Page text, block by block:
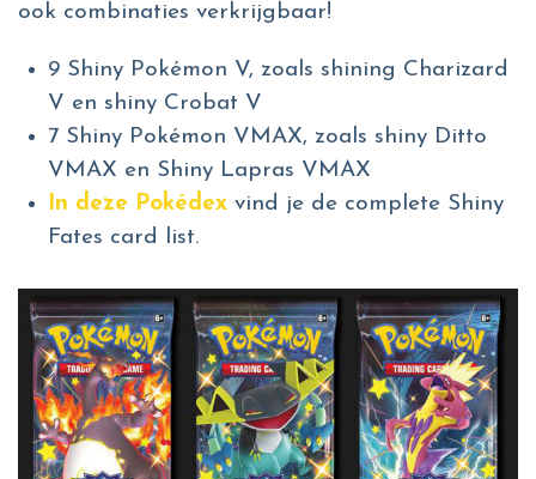
ook combinaties verkrijgbaar!
9 Shiny Pokémon V, zoals shining Charizard
V en shiny Crobat V
7 Shiny Pokémon VMAX, zoals shiny Ditto
VMAX en Shiny Lapras VMAX
In deze Pokédex vind je de complete Shiny
Fates card list.